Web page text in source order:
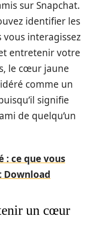
sur Snapchat.
identifier les
vous interagissez
entretenir votre
le cœur jaune
comme un
signifie
de quelqu’un
: ce que vous
Download
un cœur